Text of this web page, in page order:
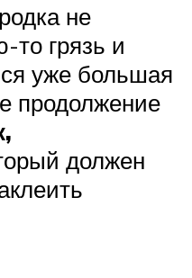
не
то грязь и
уже большая
продолжение
должен